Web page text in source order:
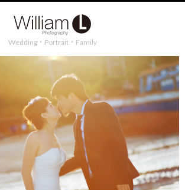
Wedding・Portrait・Family